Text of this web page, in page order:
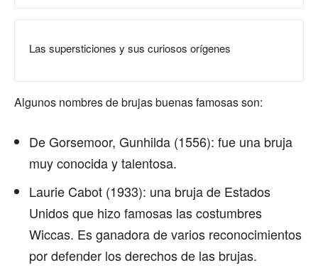
Las supersticiones y sus curiosos orígenes
Algunos nombres de brujas buenas famosas son:
De Gorsemoor, Gunhilda (1556): fue una bruja
muy conocida y talentosa.
Laurie Cabot (1933): una bruja de Estados
Unidos que hizo famosas las costumbres
Wiccas. Es ganadora de varios reconocimientos
por defender los derechos de las brujas.